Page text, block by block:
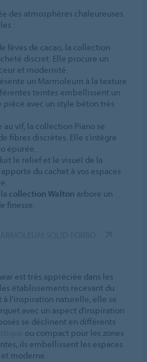
des atmosphères chaleureuses
:
fèves de cacao, la collection
discret. Elle procure un
et modernité.
un Marmoleum à la texture
teintes embellissent un
pièce avec un style béton très
au vif, la collection Piano se
fibres discrètes. Elle s’intègre
épurée.
le relief et le visuel de la
du cachet à vos espaces
collection Walton arbore un
finesse.
est très appréciée dans les
établissements recevant du
à l'inspiration naturelle, elle se
avec un aspect d’inspiration
se déclinent en différents
ou compact pour les zones
ils embellissent les espaces
moderne.